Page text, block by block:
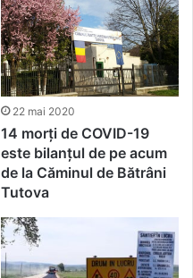
22 mai 2020
14 morți de COVID-19
este bilanțul de pe acum
de la Căminul de Bătrâni
Tutova